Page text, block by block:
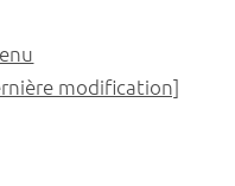
modification]